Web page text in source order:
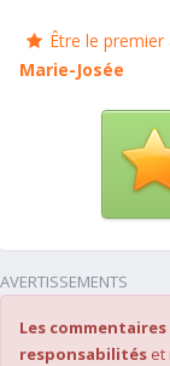
Être le
Marie-Josée
AVERTISSEMENTS
Les
responsabilités et